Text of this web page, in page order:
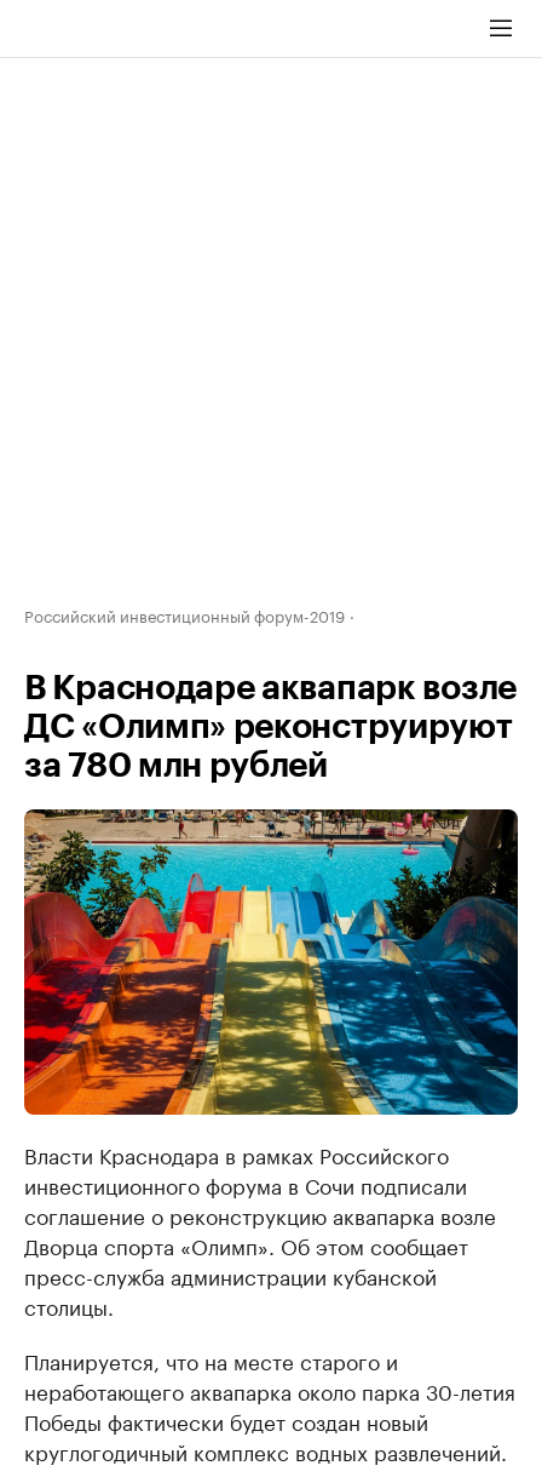
Российский инвестиционный форум-2019
В Краснодаре аквапарк возле
ДС «Олимп» реконструируют
за 780 млн рублей
Власти Краснодара в рамках Российского
инвестиционного форума в Сочи подписали
соглашение о реконструкцию аквапарка возле
Дворца спорта «Олимп». Об этом сообщает
пресс-служба администрации кубанской
столицы.
Планируется, что на месте старого и
неработающего аквапарка около парка 30-летия
Победы фактически будет создан новый
круглогодичный комплекс водных развлечений.